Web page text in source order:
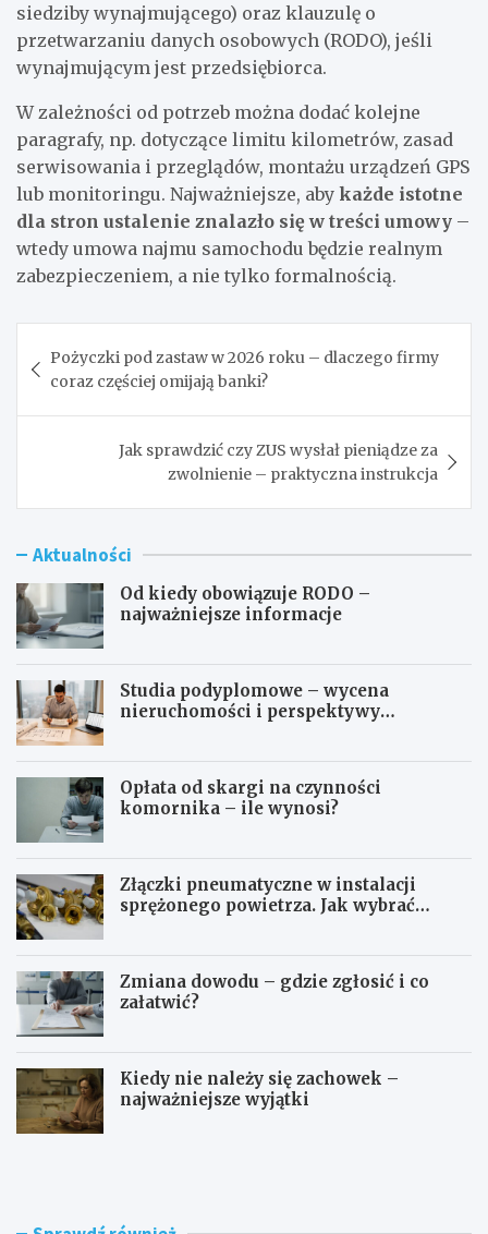
siedziby wynajmującego) oraz klauzulę o
przetwarzaniu danych osobowych (RODO), jeśli
wynajmującym jest przedsiębiorca.
W zależności od potrzeb można dodać kolejne
paragrafy, np. dotyczące limitu kilometrów, zasad
serwisowania i przeglądów, montażu urządzeń GPS
lub monitoringu. Najważniejsze, aby każde istotne
dla stron ustalenie znalazło się w treści umowy –
wtedy umowa najmu samochodu będzie realnym
zabezpieczeniem, a nie tylko formalnością.
wpisu
Pożyczki pod zastaw w 2026 roku – dlaczego firmy
coraz częściej omijają banki?
Jak sprawdzić czy ZUS wysłał pieniądze za
zwolnienie – praktyczna instrukcja
Aktualności
Od kiedy obowiązuje RODO –
najważniejsze informacje
Studia podyplomowe – wycena
nieruchomości i perspektywy
Opłata od skargi na czynności
komornika – ile wynosi?
Złączki pneumatyczne w instalacji
sprężonego powietrza. Jak wybrać
Zmiana dowodu – gdzie zgłosić i co
załatwić?
Kiedy nie należy się zachowek –
najważniejsze wyjątki
O
S